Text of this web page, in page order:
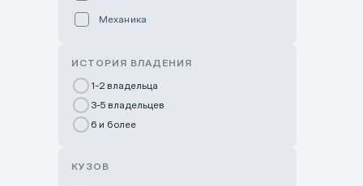
GWM Nurly Zhol
Chery Astana
Механика
ИСТОРИЯ ВЛАДЕНИЯ
1-2 владельца
3-5 владельцев
6 и более
КУЗОВ